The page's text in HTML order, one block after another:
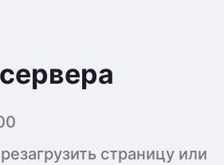
страницу или